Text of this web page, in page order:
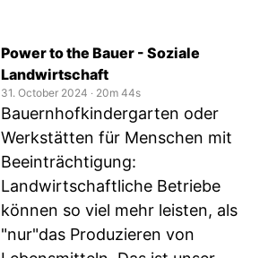
Power to the Bauer - Soziale
Landwirtschaft
31. October 2024 ‧ 20m 44s
Bauernhofkindergarten oder
Werkstätten für Menschen mit
Beeinträchtigung:
Landwirtschaftliche Betriebe
können so viel mehr leisten, als
"nur"das Produzieren von